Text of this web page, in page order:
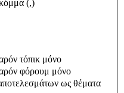
(,)
τόπικ μόνο
φόρουμ μόνο
ως θέματα